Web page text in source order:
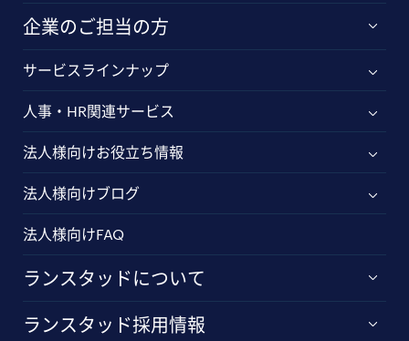
企業のご担当の方
サービスラインナップ
人事・HR関連サービス
法人様向けお役立ち情報
法人様向けブログ
法人様向けFAQ
ランスタッドについて
ランスタッド採用情報